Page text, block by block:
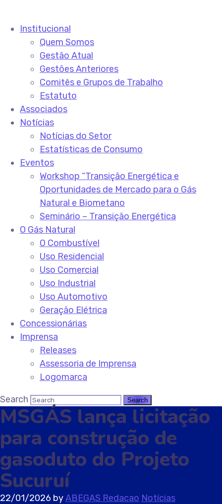
Institucional
Quem Somos
Gestão Atual
Gestões Anteriores
Comitês e Grupos de Trabalho
Estatuto
Associados
Notícias
Notícias do Setor
Estatísticas de Consumo
Eventos
Workshop “Transição Energética e
Oportunidades de Mercado para o Gás
Natural e Biometano
Seminário – Transição Energética
O Gás Natural
O Combustível
Uso Residencial
Uso Comercial
Uso Industrial
Uso Automotivo
Geração Elétrica
Concessionárias
Imprensa
Releases
Assessoria de Imprensa
Logomarca
Search
MSGÁS lança licitação
para construção de
gasoduto do Projeto
Sucuruí
22/01/2026 byABEGAS Redacao Notícias